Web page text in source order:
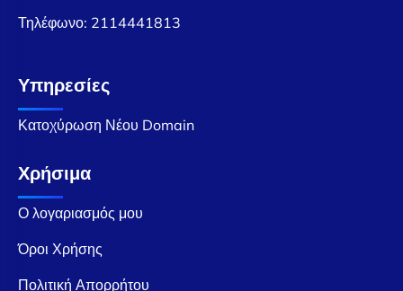
Τηλέφωνο: 2114441813
Υπηρεσίες
Κατοχύρωση Νέου Domain
Χρήσιμα
Ο λογαριασμός μου
Όροι Χρήσης
Πολιτική Απορρήτου